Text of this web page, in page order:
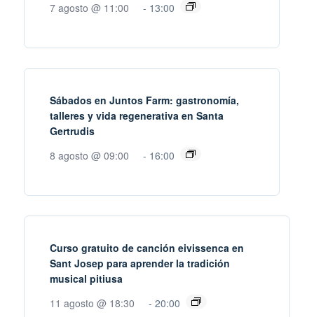
7 agosto @ 11:00
- 13:00
Sábados en Juntos Farm: gastronomía,
talleres y vida regenerativa en Santa
Gertrudis
8 agosto @ 09:00
- 16:00
Curso gratuito de canción eivissenca en
Sant Josep para aprender la tradición
musical pitiusa
11 agosto @ 18:30
- 20:00